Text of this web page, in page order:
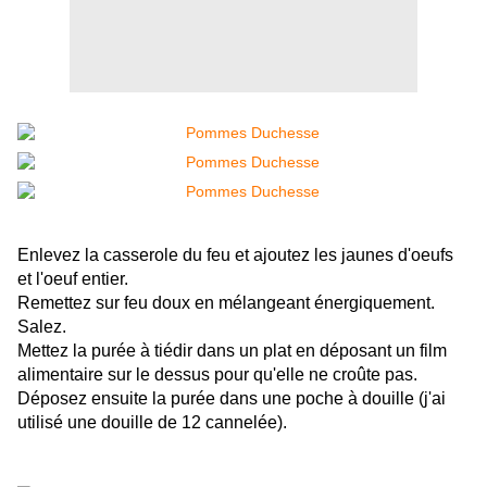
Enlevez la casserole du feu et ajoutez les jaunes d'oeufs
et l'oeuf entier.
Remettez sur feu doux en mélangeant énergiquement.
Salez.
Mettez la purée à tiédir dans un plat en déposant un film
alimentaire sur le dessus pour qu'elle ne croûte pas.
Déposez ensuite la purée dans une poche à douille (j'ai
utilisé une douille de 12 cannelée).